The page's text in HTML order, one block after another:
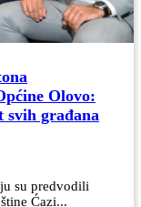
Olovo:
svih građana
su predvodili
Ćazi...